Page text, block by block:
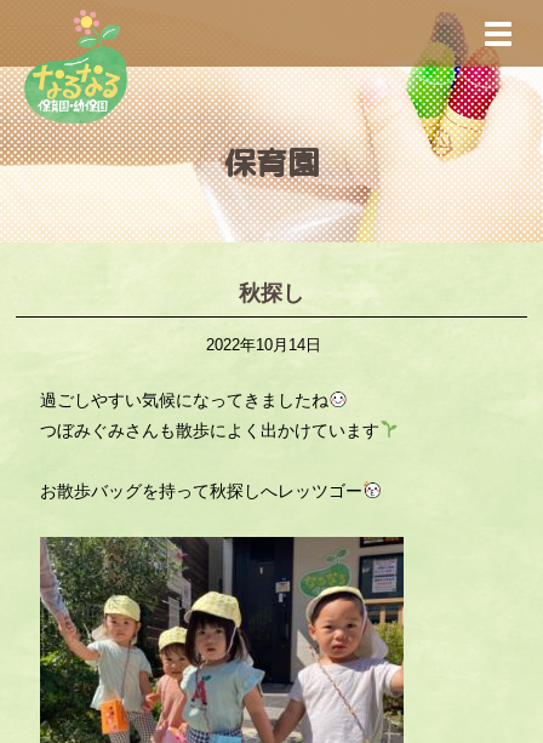
i
p
t
o
m
a
保育園
秋探し
2022年10月14日
過ごしやすい気候になってきましたね
つぼみぐみさんも散歩によく出かけています
お散歩バッグを持って秋探しへレッツゴー